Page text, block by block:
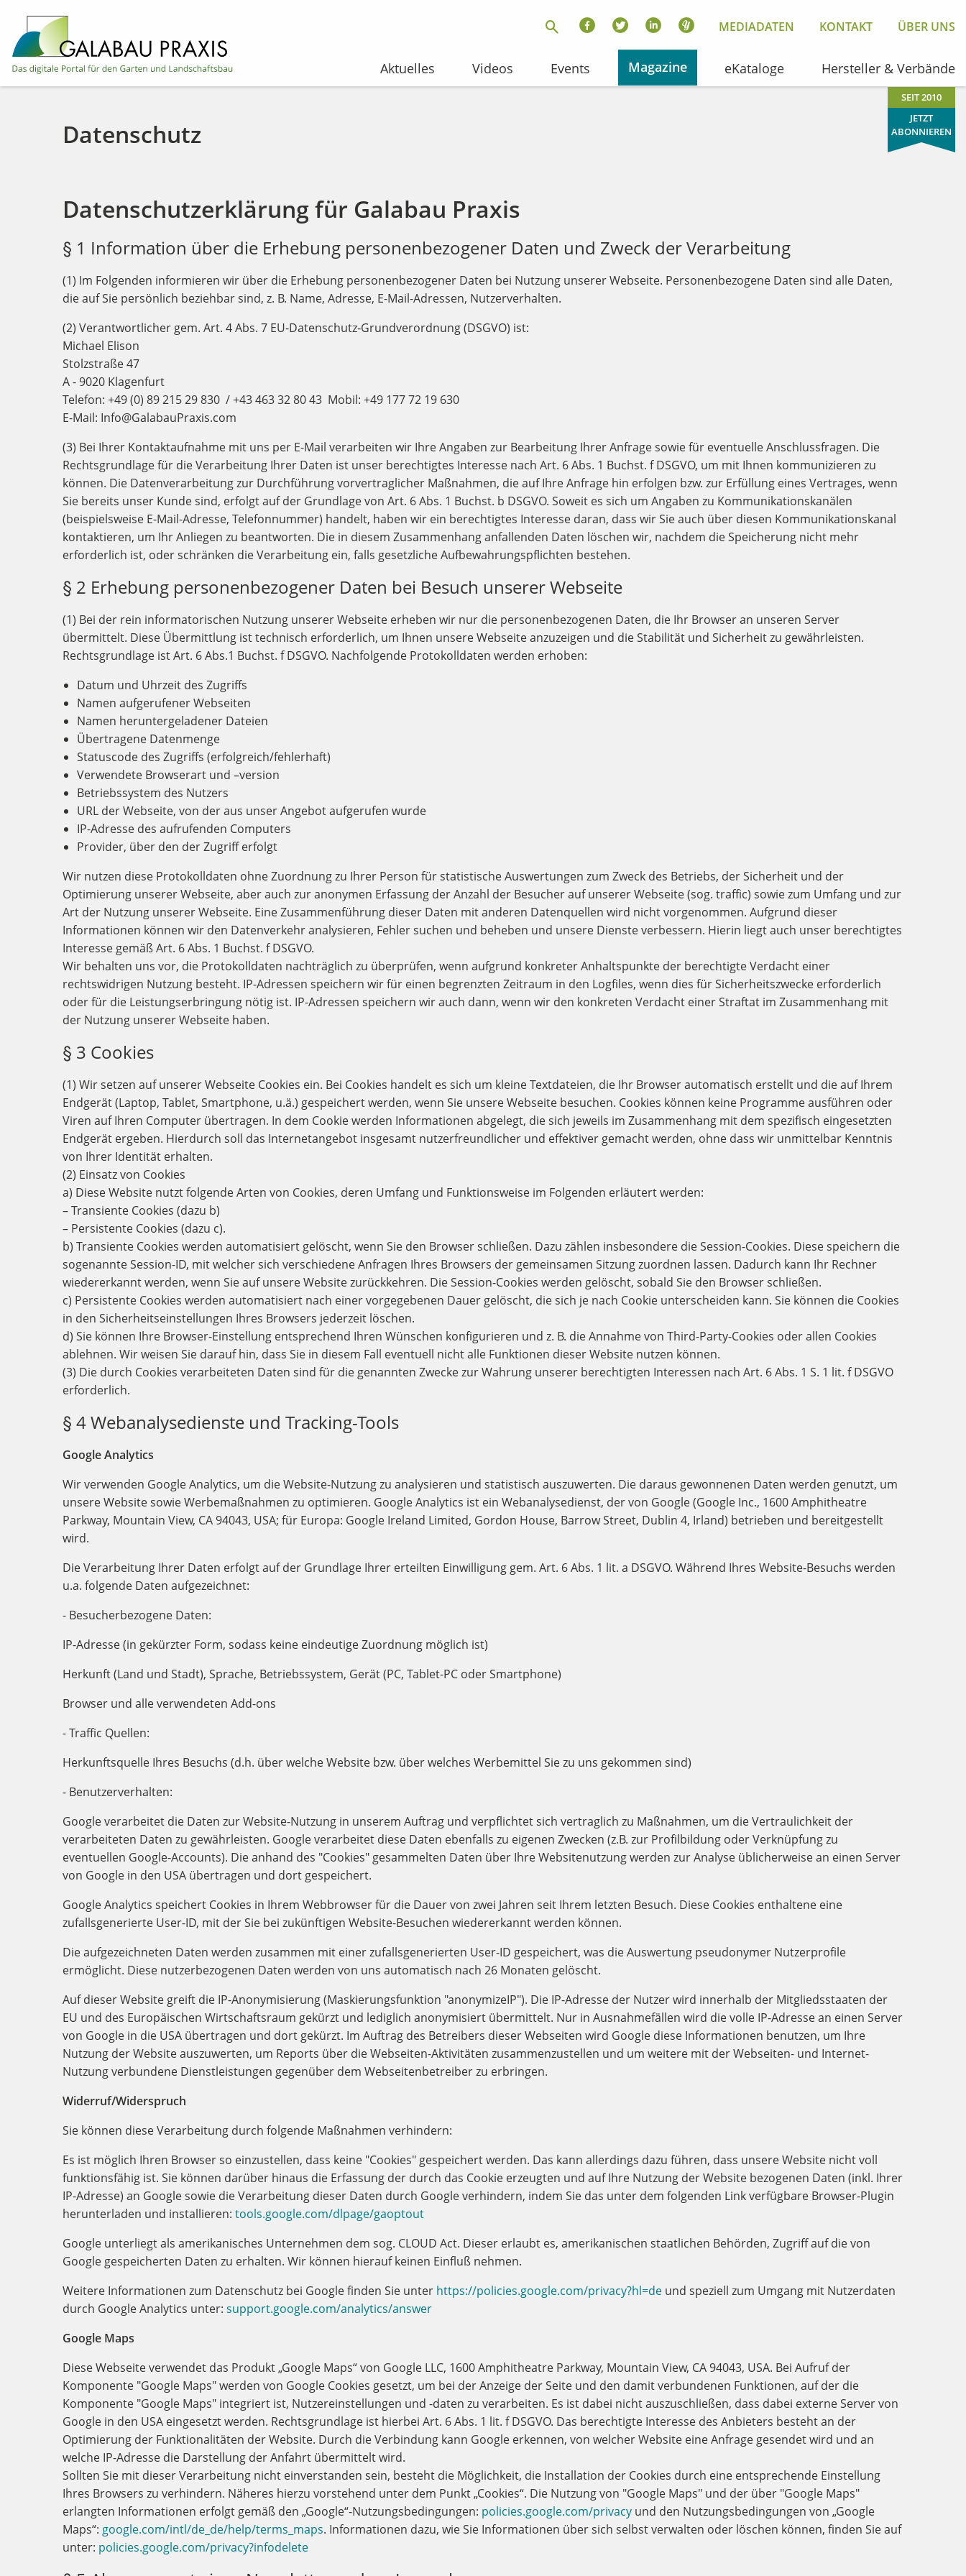
MEDIADATEN KONTAKT ÜBER UNS
Aktuelles Videos Events Magazine eKataloge Hersteller & Verbände
SEIT 2010
JETZT
ABONNIEREN
Datenschutz
Datenschutzerklärung für Galabau Praxis
§ 1 Information über die Erhebung personenbezogener Daten und Zweck der Verarbeitung
(1) Im Folgenden informieren wir über die Erhebung personenbezogener Daten bei Nutzung unserer Webseite. Personenbezogene Daten sind alle Daten,
die auf Sie persönlich beziehbar sind, z. B. Name, Adresse, E-Mail-Adressen, Nutzerverhalten.
(2) Verantwortlicher gem. Art. 4 Abs. 7 EU-Datenschutz-Grundverordnung (DSGVO) ist:
Michael Elison
Stolzstraße 47
A - 9020 Klagenfurt
Telefon: +49 (0) 89 215 29 830 / +43 463 32 80 43 Mobil: +49 177 72 19 630
E-Mail: Info@GalabauPraxis.com
(3) Bei Ihrer Kontaktaufnahme mit uns per E-Mail verarbeiten wir Ihre Angaben zur Bearbeitung Ihrer Anfrage sowie für eventuelle Anschlussfragen. Die
Rechtsgrundlage für die Verarbeitung Ihrer Daten ist unser berechtigtes Interesse nach Art. 6 Abs. 1 Buchst. f DSGVO, um mit Ihnen kommunizieren zu
können. Die Datenverarbeitung zur Durchführung vorvertraglicher Maßnahmen, die auf Ihre Anfrage hin erfolgen bzw. zur Erfüllung eines Vertrages, wenn
Sie bereits unser Kunde sind, erfolgt auf der Grundlage von Art. 6 Abs. 1 Buchst. b DSGVO. Soweit es sich um Angaben zu Kommunikationskanälen
(beispielsweise E-Mail-Adresse, Telefonnummer) handelt, haben wir ein berechtigtes Interesse daran, dass wir Sie auch über diesen Kommunikationskanal
kontaktieren, um Ihr Anliegen zu beantworten. Die in diesem Zusammenhang anfallenden Daten löschen wir, nachdem die Speicherung nicht mehr
erforderlich ist, oder schränken die Verarbeitung ein, falls gesetzliche Aufbewahrungspflichten bestehen.
§ 2 Erhebung personenbezogener Daten bei Besuch unserer Webseite
(1) Bei der rein informatorischen Nutzung unserer Webseite erheben wir nur die personenbezogenen Daten, die Ihr Browser an unseren Server
übermittelt. Diese Übermittlung ist technisch erforderlich, um Ihnen unsere Webseite anzuzeigen und die Stabilität und Sicherheit zu gewährleisten.
Rechtsgrundlage ist Art. 6 Abs.1 Buchst. f DSGVO. Nachfolgende Protokolldaten werden erhoben:
Datum und Uhrzeit des Zugriffs
Namen aufgerufener Webseiten
Namen heruntergeladener Dateien
Übertragene Datenmenge
Statuscode des Zugriffs (erfolgreich/fehlerhaft)
Verwendete Browserart und –version
Betriebssystem des Nutzers
URL der Webseite, von der aus unser Angebot aufgerufen wurde
IP-Adresse des aufrufenden Computers
Provider, über den der Zugriff erfolgt
Wir nutzen diese Protokolldaten ohne Zuordnung zu Ihrer Person für statistische Auswertungen zum Zweck des Betriebs, der Sicherheit und der
Optimierung unserer Webseite, aber auch zur anonymen Erfassung der Anzahl der Besucher auf unserer Webseite (sog. traffic) sowie zum Umfang und zur
Art der Nutzung unserer Webseite. Eine Zusammenführung dieser Daten mit anderen Datenquellen wird nicht vorgenommen. Aufgrund dieser
Informationen können wir den Datenverkehr analysieren, Fehler suchen und beheben und unsere Dienste verbessern. Hierin liegt auch unser berechtigtes
Interesse gemäß Art. 6 Abs. 1 Buchst. f DSGVO.
Wir behalten uns vor, die Protokolldaten nachträglich zu überprüfen, wenn aufgrund konkreter Anhaltspunkte der berechtigte Verdacht einer
rechtswidrigen Nutzung besteht. IP-Adressen speichern wir für einen begrenzten Zeitraum in den Logfiles, wenn dies für Sicherheitszwecke erforderlich
oder für die Leistungserbringung nötig ist. IP-Adressen speichern wir auch dann, wenn wir den konkreten Verdacht einer Straftat im Zusammenhang mit
der Nutzung unserer Webseite haben.
§ 3 Cookies
(1) Wir setzen auf unserer Webseite Cookies ein. Bei Cookies handelt es sich um kleine Textdateien, die Ihr Browser automatisch erstellt und die auf Ihrem
Endgerät (Laptop, Tablet, Smartphone, u.ä.) gespeichert werden, wenn Sie unsere Webseite besuchen. Cookies können keine Programme ausführen oder
Viren auf Ihren Computer übertragen. In dem Cookie werden Informationen abgelegt, die sich jeweils im Zusammenhang mit dem spezifisch eingesetzten
Endgerät ergeben. Hierdurch soll das Internetangebot insgesamt nutzerfreundlicher und effektiver gemacht werden, ohne dass wir unmittelbar Kenntnis
von Ihrer Identität erhalten.
(2) Einsatz von Cookies
a) Diese Website nutzt folgende Arten von Cookies, deren Umfang und Funktionsweise im Folgenden erläutert werden:
– Transiente Cookies (dazu b)
– Persistente Cookies (dazu c).
b) Transiente Cookies werden automatisiert gelöscht, wenn Sie den Browser schließen. Dazu zählen insbesondere die Session-Cookies. Diese speichern die
sogenannte Session-ID, mit welcher sich verschiedene Anfragen Ihres Browsers der gemeinsamen Sitzung zuordnen lassen. Dadurch kann Ihr Rechner
wiedererkannt werden, wenn Sie auf unsere Website zurückkehren. Die Session-Cookies werden gelöscht, sobald Sie den Browser schließen.
c) Persistente Cookies werden automatisiert nach einer vorgegebenen Dauer gelöscht, die sich je nach Cookie unterscheiden kann. Sie können die Cookies
in den Sicherheitseinstellungen Ihres Browsers jederzeit löschen.
d) Sie können Ihre Browser-Einstellung entsprechend Ihren Wünschen konfigurieren und z. B. die Annahme von Third-Party-Cookies oder allen Cookies
ablehnen. Wir weisen Sie darauf hin, dass Sie in diesem Fall eventuell nicht alle Funktionen dieser Website nutzen können.
(3) Die durch Cookies verarbeiteten Daten sind für die genannten Zwecke zur Wahrung unserer berechtigten Interessen nach Art. 6 Abs. 1 S. 1 lit. f DSGVO
erforderlich.
§ 4 Webanalysedienste und Tracking-Tools
Google Analytics
Wir verwenden Google Analytics, um die Website-Nutzung zu analysieren und statistisch auszuwerten. Die daraus gewonnenen Daten werden genutzt, um
unsere Website sowie Werbemaßnahmen zu optimieren. Google Analytics ist ein Webanalysedienst, der von Google (Google Inc., 1600 Amphitheatre
Parkway, Mountain View, CA 94043, USA; für Europa: Google Ireland Limited, Gordon House, Barrow Street, Dublin 4, Irland) betrieben und bereitgestellt
wird.
Die Verarbeitung Ihrer Daten erfolgt auf der Grundlage Ihrer erteilten Einwilligung gem. Art. 6 Abs. 1 lit. a DSGVO. Während Ihres Website-Besuchs werden
u.a. folgende Daten aufgezeichnet:
- Besucherbezogene Daten:
IP-Adresse (in gekürzter Form, sodass keine eindeutige Zuordnung möglich ist)
Herkunft (Land und Stadt), Sprache, Betriebssystem, Gerät (PC, Tablet-PC oder Smartphone)
Browser und alle verwendeten Add-ons
- Traffic Quellen:
Herkunftsquelle Ihres Besuchs (d.h. über welche Website bzw. über welches Werbemittel Sie zu uns gekommen sind)
- Benutzerverhalten:
Google verarbeitet die Daten zur Website-Nutzung in unserem Auftrag und verpflichtet sich vertraglich zu Maßnahmen, um die Vertraulichkeit der
verarbeiteten Daten zu gewährleisten. Google verarbeitet diese Daten ebenfalls zu eigenen Zwecken (z.B. zur Profilbildung oder Verknüpfung zu
eventuellen Google-Accounts). Die anhand des "Cookies" gesammelten Daten über Ihre Websitenutzung werden zur Analyse üblicherweise an einen Server
von Google in den USA übertragen und dort gespeichert.
Google Analytics speichert Cookies in Ihrem Webbrowser für die Dauer von zwei Jahren seit Ihrem letzten Besuch. Diese Cookies enthaltene eine
zufallsgenerierte User-ID, mit der Sie bei zukünftigen Website-Besuchen wiedererkannt werden können.
Die aufgezeichneten Daten werden zusammen mit einer zufallsgenerierten User-ID gespeichert, was die Auswertung pseudonymer Nutzerprofile
ermöglicht. Diese nutzerbezogenen Daten werden von uns automatisch nach 26 Monaten gelöscht.
Auf dieser Website greift die IP-Anonymisierung (Maskierungsfunktion "anonymizeIP"). Die IP-Adresse der Nutzer wird innerhalb der Mitgliedsstaaten der
EU und des Europäischen Wirtschaftsraum gekürzt und lediglich anonymisiert übermittelt. Nur in Ausnahmefällen wird die volle IP-Adresse an einen Server
von Google in die USA übertragen und dort gekürzt. Im Auftrag des Betreibers dieser Webseiten wird Google diese Informationen benutzen, um Ihre
Nutzung der Website auszuwerten, um Reports über die Webseiten-Aktivitäten zusammenzustellen und um weitere mit der Webseiten- und Internet-
Nutzung verbundene Dienstleistungen gegenüber dem Webseitenbetreiber zu erbringen.
Widerruf/Widerspruch
Sie können diese Verarbeitung durch folgende Maßnahmen verhindern:
Es ist möglich Ihren Browser so einzustellen, dass keine "Cookies" gespeichert werden. Das kann allerdings dazu führen, dass unsere Website nicht voll
funktionsfähig ist. Sie können darüber hinaus die Erfassung der durch das Cookie erzeugten und auf Ihre Nutzung der Website bezogenen Daten (inkl. Ihrer
IP-Adresse) an Google sowie die Verarbeitung dieser Daten durch Google verhindern, indem Sie das unter dem folgenden Link verfügbare Browser-Plugin
herunterladen und installieren: tools.google.com/dlpage/gaoptout
Google unterliegt als amerikanisches Unternehmen dem sog. CLOUD Act. Dieser erlaubt es, amerikanischen staatlichen Behörden, Zugriff auf die von
Google gespeicherten Daten zu erhalten. Wir können hierauf keinen Einfluß nehmen.
Weitere Informationen zum Datenschutz bei Google finden Sie unter https://policies.google.com/privacy?hl=de und speziell zum Umgang mit Nutzerdaten
durch Google Analytics unter: support.google.com/analytics/answer
Google Maps
Diese Webseite verwendet das Produkt „Google Maps“ von Google LLC, 1600 Amphitheatre Parkway, Mountain View, CA 94043, USA. Bei Aufruf der
Komponente "Google Maps" werden von Google Cookies gesetzt, um bei der Anzeige der Seite und den damit verbundenen Funktionen, auf der die
Komponente "Google Maps" integriert ist, Nutzereinstellungen und -daten zu verarbeiten. Es ist dabei nicht auszuschließen, dass dabei externe Server von
Google in den USA eingesetzt werden. Rechtsgrundlage ist hierbei Art. 6 Abs. 1 lit. f DSGVO. Das berechtigte Interesse des Anbieters besteht an der
Optimierung der Funktionalitäten der Website. Durch die Verbindung kann Google erkennen, von welcher Website eine Anfrage gesendet wird und an
welche IP-Adresse die Darstellung der Anfahrt übermittelt wird.
Sollten Sie mit dieser Verarbeitung nicht einverstanden sein, besteht die Möglichkeit, die Installation der Cookies durch eine entsprechende Einstellung
Ihres Browsers zu verhindern. Näheres hierzu vorstehend unter dem Punkt „Cookies“. Die Nutzung von "Google Maps" und der über "Google Maps"
erlangten Informationen erfolgt gemäß den „Google“-Nutzungsbedingungen: policies.google.com/privacy und den Nutzungsbedingungen von „Google
Maps“: google.com/intl/de_de/help/terms_maps. Informationen dazu, wie Sie Informationen über sich selbst verwalten oder löschen können, finden Sie auf
unter: policies.google.com/privacy?infodelete